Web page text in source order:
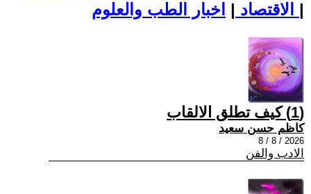
الاقتصاد | |
(1) كيف تطلق الالقاب
كاظم حسن سعيد
2026 / 8 / 8
الادب والفن